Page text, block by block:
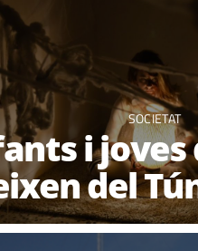
SOCIETAT
i joves
del